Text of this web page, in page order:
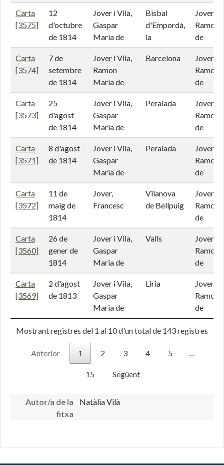
Carta
[3575]
12
d'octubre
de 1814
Jover i Vila,
Gaspar
Maria de
Bisbal
d'Empordà,
la
Jover i
Ramon
de
Carta
[3574]
7 de
setembre
de 1814
Jover i Vila,
Ramon
Maria de
Barcelona
Jover i
Ramon
de
Carta
[3573]
25
d'agost
de 1814
Jover i Vila,
Gaspar
Maria de
Peralada
Jover i
Ramon
de
Carta
[3571]
8 d'agost
de 1814
Jover i Vila,
Gaspar
Maria de
Peralada
Jover i
Ramon
de
Carta
[3572]
11 de
maig de
1814
Jover,
Francesc
Vilanova
de Bellpuig
Jover i
Ramon
de
Carta
[3560]
26 de
gener de
1814
Jover i Vila,
Gaspar
Maria de
Valls
Jover i
Ramon
de
Carta
[3569]
2 d'agost
de 1813
Jover i Vila,
Gaspar
Maria de
Liria
Jover i
Ramon
de
Mostrant registres del 1 al 10 d'un total de 143 registres
Anterior 1 2 3 4 5 …
15 Següent
Autor/a de la
fitxa
Natàlia Vilà